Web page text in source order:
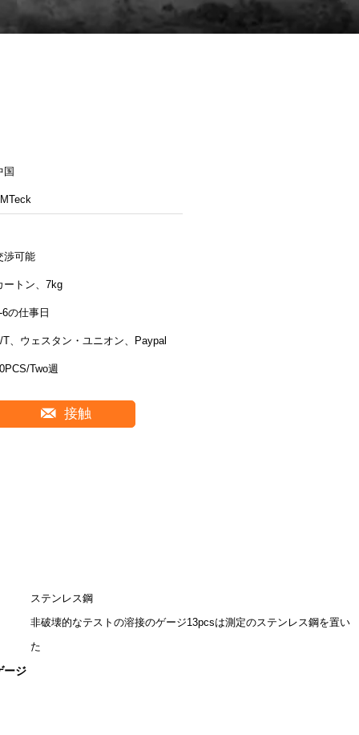
国
渉可能
ートン、7kg
6の仕事日
T、ウェスタン・ユニオン、Paypal
Two週
接触
ステンレス鋼
非破壊的なテストの溶接のゲージ13pcsは測定のステンレス鋼を置い
た
ージ